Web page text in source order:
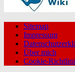
Sitemap
Impressum
Über mich
Cookie-